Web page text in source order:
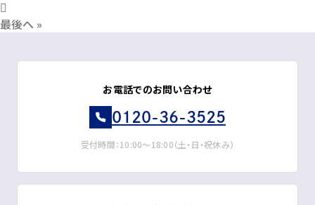
最後へ »
お電話でのお問い合わせ
0120-36-3525
受付時間：10:00～18:00（土・日・祝休み）